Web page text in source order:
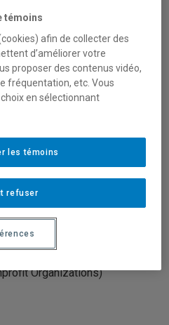
D. Lachapelle qui
de novembre 2022
Paul-Gérin-Lajoiedes
Québec !
en
de Valérie
Social
Beyond the Innovative
Organizations)
témoins
afin de collecter des
d’améliorer votre
proposer des contenus vidéo,
fréquentation, etc. Vous
en sélectionnant
refuser
les témoins